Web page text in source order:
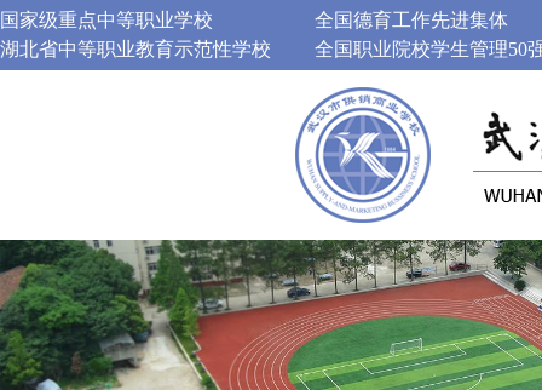
国家级重点中等职业学校
全国德育工作先进集体
湖北省中等职业教育示范性学校
全国职业院校学生管理50